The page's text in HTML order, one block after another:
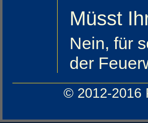
Müsst
Nein, für
der
© 2012-2016